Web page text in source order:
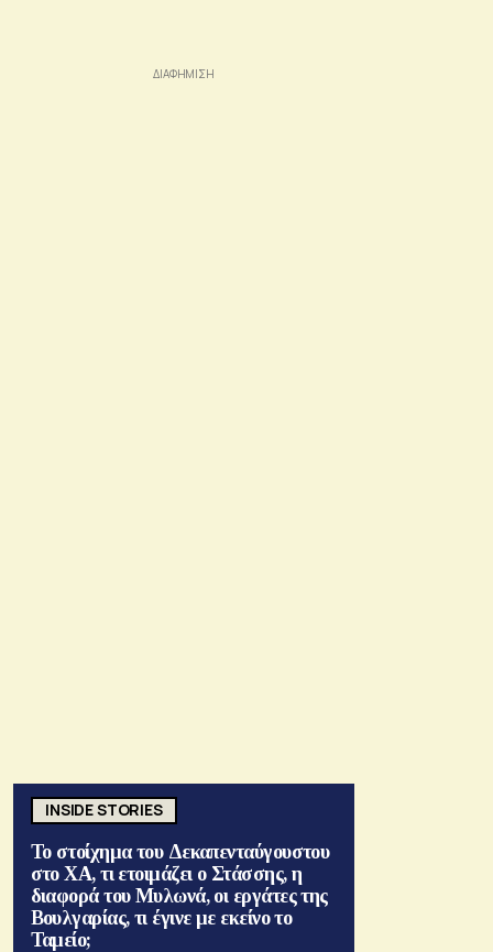
INSIDE STORIES
Το στοίχημα του Δεκαπενταύγουστου
στο ΧΑ, τι ετοιμάζει ο Στάσσης, η
διαφορά του Μυλωνά, οι εργάτες της
Βουλγαρίας, τι έγινε με εκείνο το
Ταμείο;